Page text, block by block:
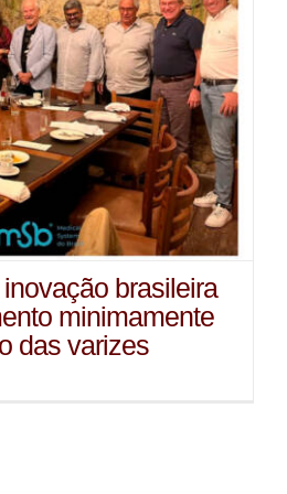
brasileira
minimamente
das varizes